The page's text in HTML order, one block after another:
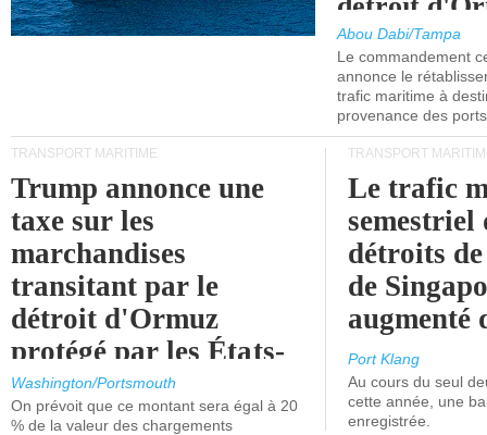
Abou Dabi/Tampa
Le commandement
annonce le
trafic maritime à
provenance des
TRANSPORT MARITIME
Trump annonce une
taxe sur les
marchandises
transitant par le
détroit d'Ormuz
protégé par les États-
Unis.
Washington/Portsmouth
On prévoit que ce montant sera égal à 20
% de la valeur des chargements
TRANSPORT
Le trafic
semestriel
détroits
de
augmenté
Port Klang
Au cours du seul
cette année, une
enregistrée.